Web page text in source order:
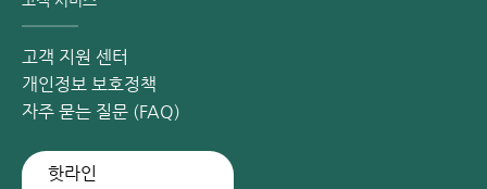
고객 지원 센터
개인정보 보호정책